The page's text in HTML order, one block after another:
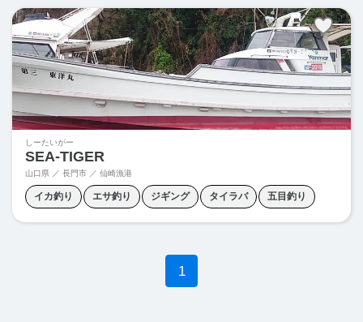
しーたいがー
SEA-TIGER
山口県 ／ 長門市 ／ 仙崎漁港
イカ釣り エサ釣り ジギング タイラバ 五目釣り
1